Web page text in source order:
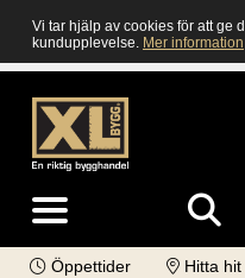
Vi tar hjälp av cookies för att ge
kundupplevelse. Mer information
Öppettider Hitta hit